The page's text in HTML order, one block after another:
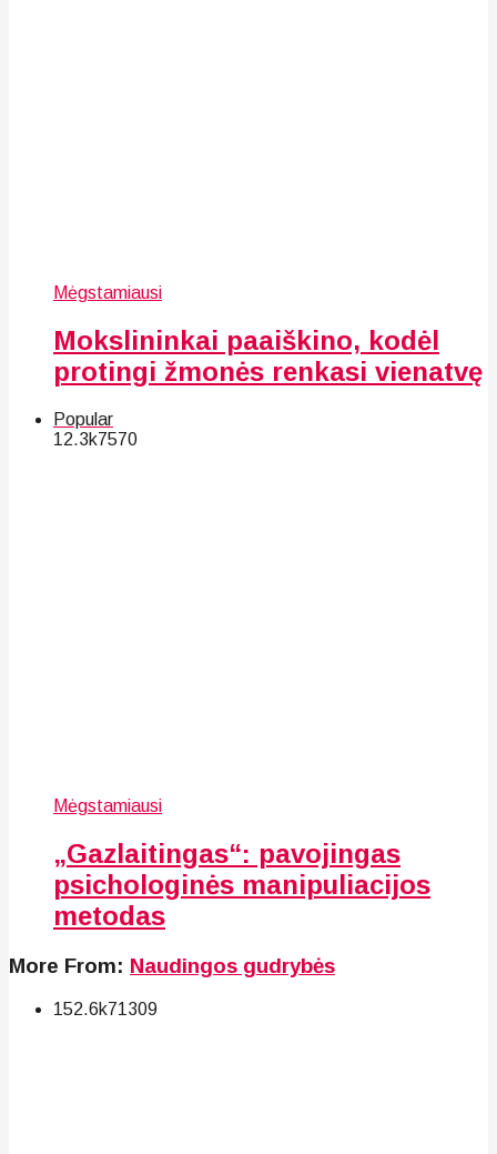
Mėgstamiausi
Mokslininkai paaiškino, kodėl
protingi žmonės renkasi vienatvę
Popular
12.3k7570
Mėgstamiausi
„Gazlaitingas“: pavojingas
psichologinės manipuliacijos
metodas
More From: Naudingos gudrybės
152.6k71 309